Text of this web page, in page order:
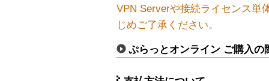
VPN Serverや接続ライセンス単
じめご了承ください。
ぷらっとオンライン ご購入の